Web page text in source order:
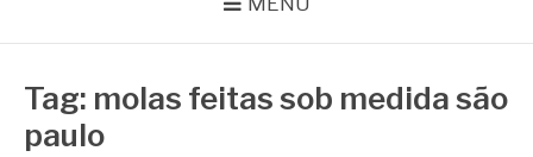
Tag: molas feitas sob medida são
paulo